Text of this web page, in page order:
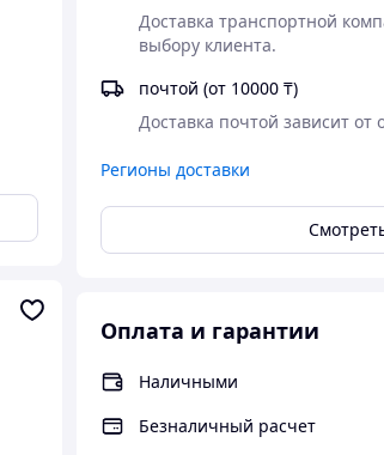
Доставка транспортной
выбору клиента.
почтой (от 10000 ₸)
Доставка почтой зависит от
Регионы доставки
Оплата и гарантии
Наличными
Безналичный расчет